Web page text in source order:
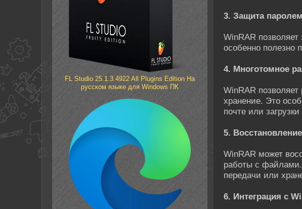
3. Защита паролем
WinRAR
особенно полезно
4. Многотомное
WinRAR
хранение. Это
почте или
5.
WinRAR может
работы с
передачи или
6. Интеграция с
FL Studio 25.1.3.4922 All Plugins Edition На
русском языке для Windows ПК